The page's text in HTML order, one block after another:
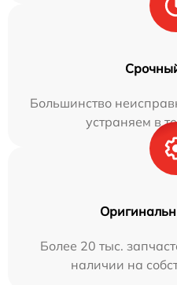
Большинство
устраняем в
Более 20 тыс.
наличии на